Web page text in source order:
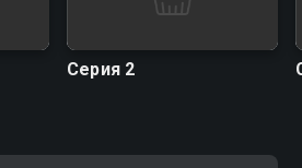
Серия 2